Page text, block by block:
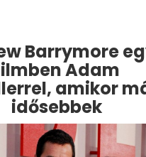
Barrymore
Adam
amikor
idősebbek